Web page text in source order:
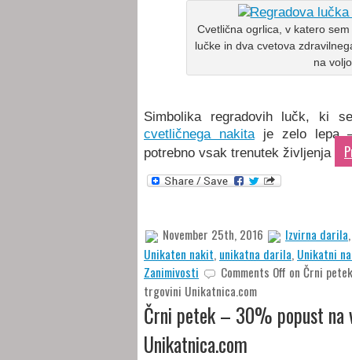
Cvetlična ogrlica, v katero
lučke in dva cvetova
na
Simbolika regradovih lučk, ki
cvetličnega nakitaje zelo lepa –
potrebno vsak trenutek življenja
November 25th, 2016 Izvirna darila
Unikaten nakit, unikatna darila, Unikatni
Zanimivosti
Comments Off on Črni
trgovini Unikatnica.com
Črni petek – 30% popust na
Unikatnica.com